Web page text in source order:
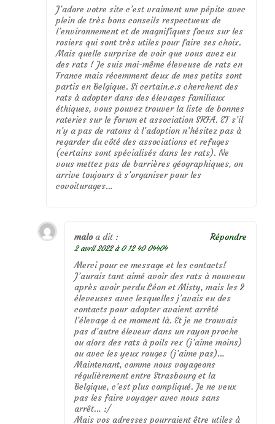
J’adore votre site c’est vraiment une pépite avec
plein de très bons conseils respectueux de
l’environnement et de magnifiques focus sur les
rosiers qui sont très utiles pour faire ses choix.
Mais quelle surprise de voir que vous avez eu
des rats ! Je suis moi-même éleveuse de rats en
France mais récemment deux de mes petits sont
partis en Belgique. Si certain.e.s cherchent des
rats à adopter dans des élevages familiaux
éthiques, vous pouvez trouver la liste de bonnes
rateries sur le forum et association SRFA. ET s’il
n’y a pas de ratons à l’adoption n’hésitez pas à
regarder du côté des associations et refuges
(certains sont spécialisés dans les rats). Ne
vous mettez pas de barrières géographiques, on
arrive toujours à s’organiser pour les
covoiturages…
malo a dit :
2 avril 2022 à 0 12 40 04404
Merci pour ce message et les contacts!
J’aurais tant aimé avoir des rats à nouveau
après avoir perdu Léon et Misty, mais les 2
éleveuses avec lesquelles j’avais eu des
contacts pour adopter avaient arrêté
l’élevage à ce moment là. Et je ne trouvais
pas d’autre éleveur dans un rayon proche
ou alors des rats à poils rex (j’aime moins)
ou avec les yeux rouges (j’aime pas)…
Maintenant, comme nous voyageons
régulièrement entre Strasbourg et la
Belgique, c’est plus compliqué. Je ne veux
pas les faire voyager avec nous sans
arrêt… :/
Mais vos adresses pourraient être utiles à
Répondre